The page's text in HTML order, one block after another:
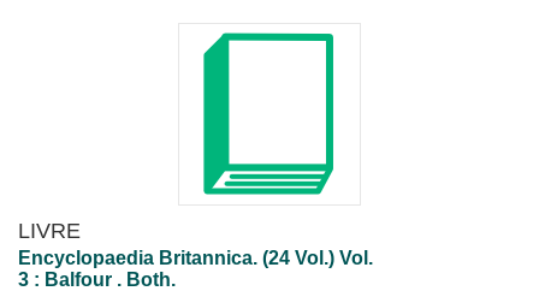
LIVRE
Encyclopaedia Britannica. (24 Vol.) Vol.
3 : Balfour . Both.